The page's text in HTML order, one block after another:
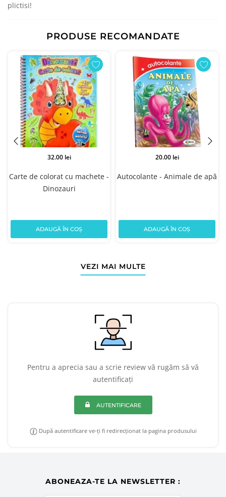
plictisi!
PRODUSE RECOMANDATE
Carte de colorat cu machete -
Dinozauri
32.00 lei
ADAUGĂ ÎN COȘ
Autocolante - Animale de apă
20.00 lei
ADAUGĂ ÎN COȘ
VEZI MAI MULTE
Pentru a aprecia sau a scrie review vă rugăm să vă
autentificați
AUTENTIFICARE
După autentificare ve-ți fi redirecționat la pagina produsului
ABONEAZA-TE LA NEWSLETTER :